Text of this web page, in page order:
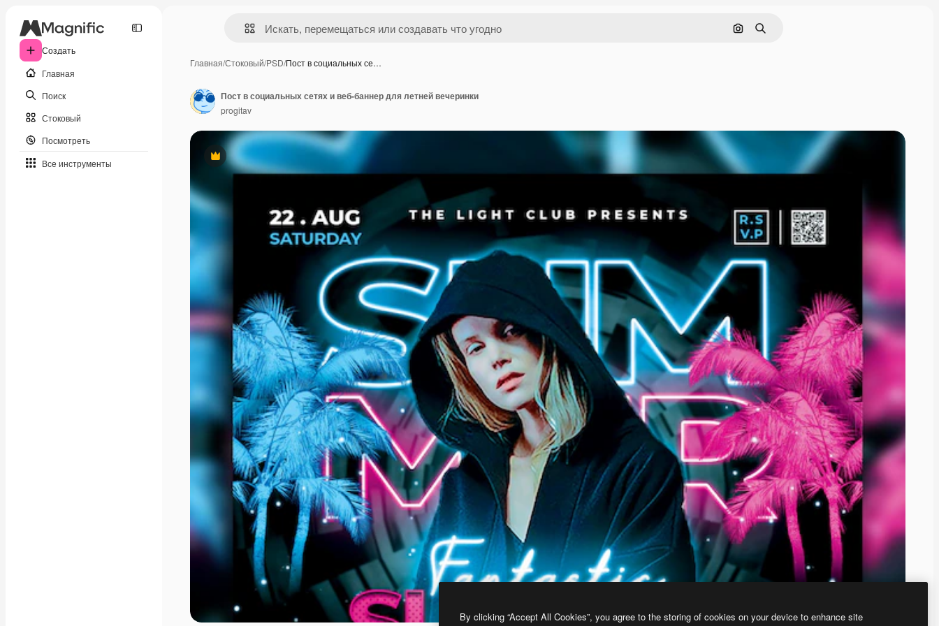
Создать
Главная
Поиск
Стоковый
Посмотреть
Все инструменты
Поиск по изображению
Поиск
Главная/Стоковый/PSD/Пост в социальных се…
Премиум
Пост в социальных сетях и веб-баннер для летней вечеринки
progitav
By clicking “Accept All Cookies”, you agree to the storing of cookies on your device to enhance site